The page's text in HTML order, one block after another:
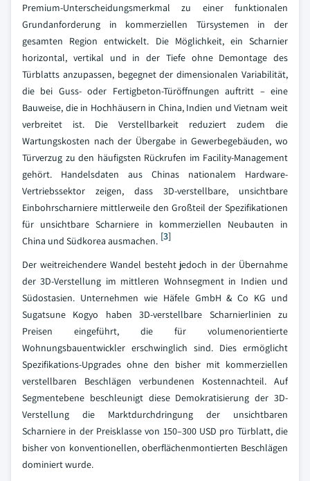
Premium-Unterscheidungsmerkmal zu einer funktionalen
Grundanforderung in kommerziellen Türsystemen in der
gesamten Region entwickelt. Die Möglichkeit, ein Scharnier
horizontal, vertikal und in der Tiefe ohne Demontage des
Türblatts anzupassen, begegnet der dimensionalen Variabilität,
die bei Guss- oder Fertigbeton-Türöffnungen auftritt – eine
Bauweise, die in Hochhäusern in China, Indien und Vietnam weit
verbreitet ist. Die Verstellbarkeit reduziert zudem die
Wartungskosten nach der Übergabe in Gewerbegebäuden, wo
Türverzug zu den häufigsten Rückrufen im Facility-Management
gehört. Handelsdaten aus Chinas nationalem Hardware-
Vertriebssektor zeigen, dass 3D-verstellbare, unsichtbare
Einbohrscharniere mittlerweile den Großteil der Spezifikationen
für unsichtbare Scharniere in kommerziellen Neubauten in
China und Südkorea ausmachen. [3]
Der weitreichendere Wandel besteht jedoch in der Übernahme
der 3D-Verstellung im mittleren Wohnsegment in Indien und
Südostasien. Unternehmen wie Häfele GmbH & Co KG und
Sugatsune Kogyo haben 3D-verstellbare Scharnierlinien zu
Preisen eingeführt, die für volumenorientierte
Wohnungsbauentwickler erschwinglich sind. Dies ermöglicht
Spezifikations-Upgrades ohne den bisher mit kommerziellen
verstellbaren Beschlägen verbundenen Kostennachteil. Auf
Segmentebene beschleunigt diese Demokratisierung der 3D-
Verstellung die Marktdurchdringung der unsichtbaren
Scharniere in der Preisklasse von 150–300 USD pro Türblatt, die
bisher von konventionellen, oberflächenmontierten Beschlägen
dominiert wurde.